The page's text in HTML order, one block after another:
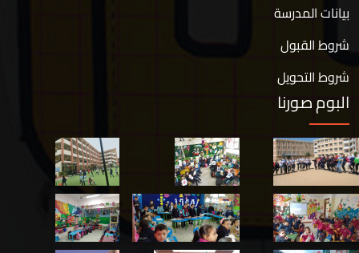
بيانات المدرسة
شروط القبول
شروط التحويل
البوم صورنا